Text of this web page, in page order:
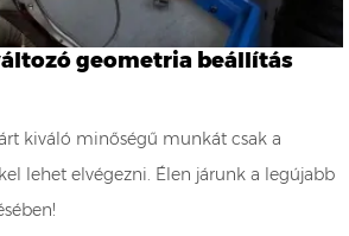
geometria beállítás
kiváló minőségű munkát csak a
lehet elvégezni. Élen járunk a legújabb